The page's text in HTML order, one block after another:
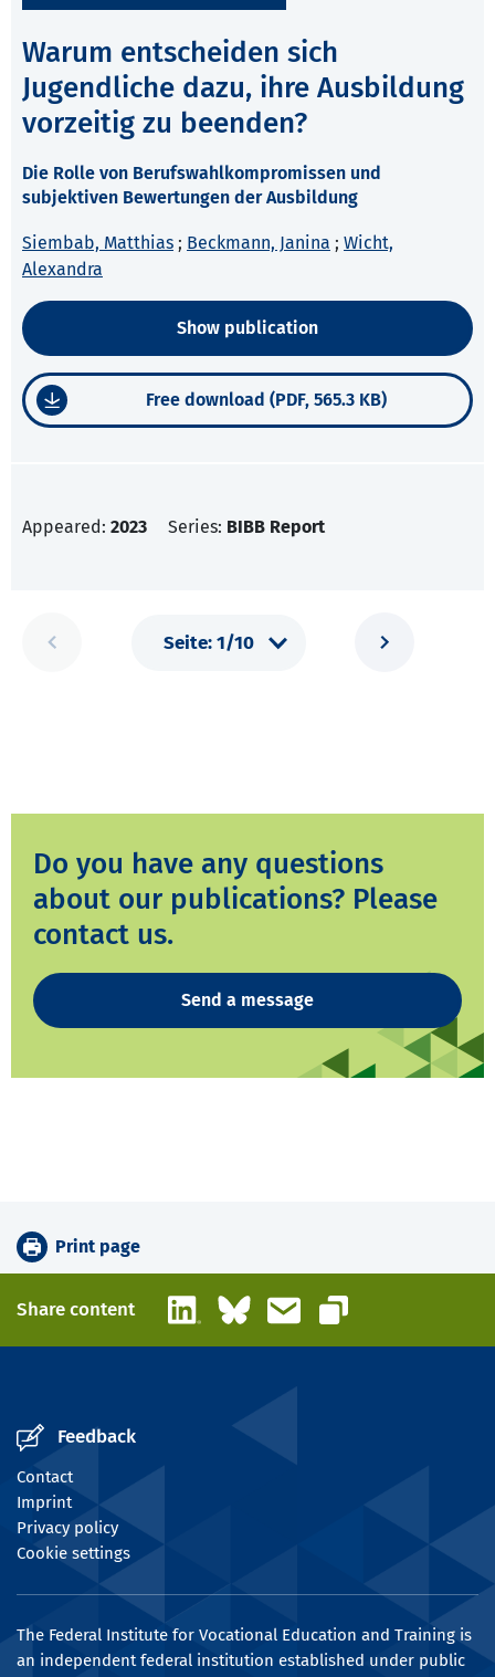
Warum entscheiden sich
Jugendliche dazu, ihre Ausbildung
vorzeitig zu beenden?
Die Rolle von Berufswahlkompromissen und
subjektiven Bewertungen der Ausbildung
Siembab, Matthias ; Beckmann, Janina ; Wicht,
Alexandra
Show publication
Free download (PDF, 565.3 KB)
Appeared: 2023 Series: BIBB Report
Do you have any questions
about our publications? Please
contact us.
Send a message
Print page
Share content LinkedInBlueskyEmail
Copy link
Feedback
Contact
Imprint
Privacy policy
Cookie settings
The Federal Institute for Vocational Education and Training is
an independent federal institution established under public